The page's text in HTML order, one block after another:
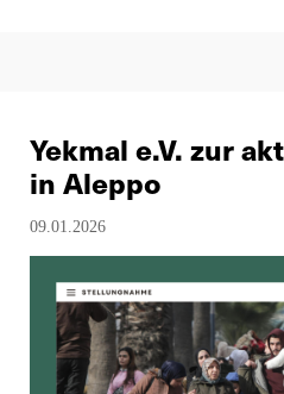
Yekmal e.V. zur
in Aleppo
09.01.2026